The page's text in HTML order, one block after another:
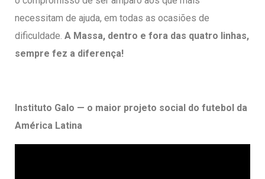
necessitam de ajuda, em todas as ocasiões de
dificuldade. A Massa, dentro e fora das quatro linhas,
sempre fez a diferença!
Instituto Galo — o maior projeto social do futebol da
América Latina